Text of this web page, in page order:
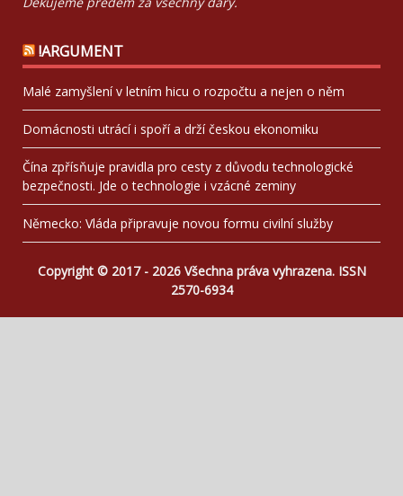
!ARGUMENT
Malé zamyšlení v letním hicu o rozpočtu a nejen o něm
Domácnosti utrácí i spoří a drží českou ekonomiku
Čína zpřísňuje pravidla pro cesty z důvodu technologické
bezpečnosti. Jde o technologie i vzácné zeminy
Německo: Vláda připravuje novou formu civilní služby
Copyright © 2017 - 2026 Všechna práva vyhrazena. ISSN
2570-6934